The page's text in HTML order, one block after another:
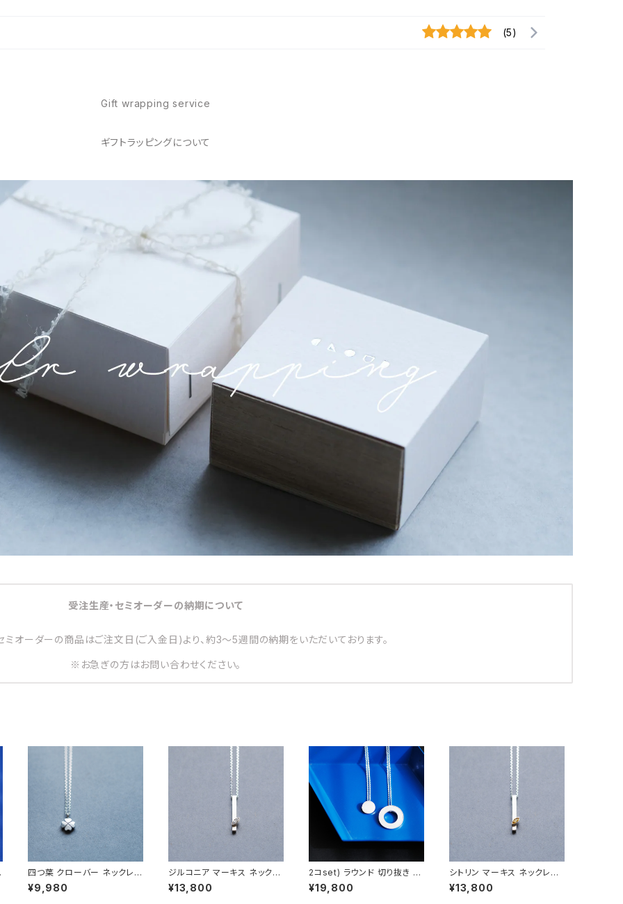
(5)
Gift wrapping service
ギフトラッピングについて
受注生産・セミオーダーの納期について
ミオーダーの商品はご注文日(ご入金日)より、約3～5週間の納期をいただいております。
※お急ぎの方はお問い合わせください。
四つ葉 クローバー ネックレス
シルバー925 メンズ ユニセッ
クス
¥9,980
ジルコニア マーキス ネックレ
ス シルバー925 メンズ ユニ
セックス
¥13,800
2コset) ラウンド 切り抜き ペ
ア ネックレス シルバー925
¥19,800
シトリン マーキス ネックレス
シルバー925 11月誕生石 メン
ズ ユニセックス
¥13,800